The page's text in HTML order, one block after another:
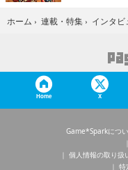
ホーム › 連載・特集 › インタビ
Home X
Game*Sparkにつ
個人情報の取り扱
特